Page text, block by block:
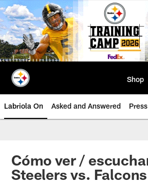
Skip
to
main
content
Shop
Labriola On Asked and Answered
Cómo ver /
Steelers vs. Falcons